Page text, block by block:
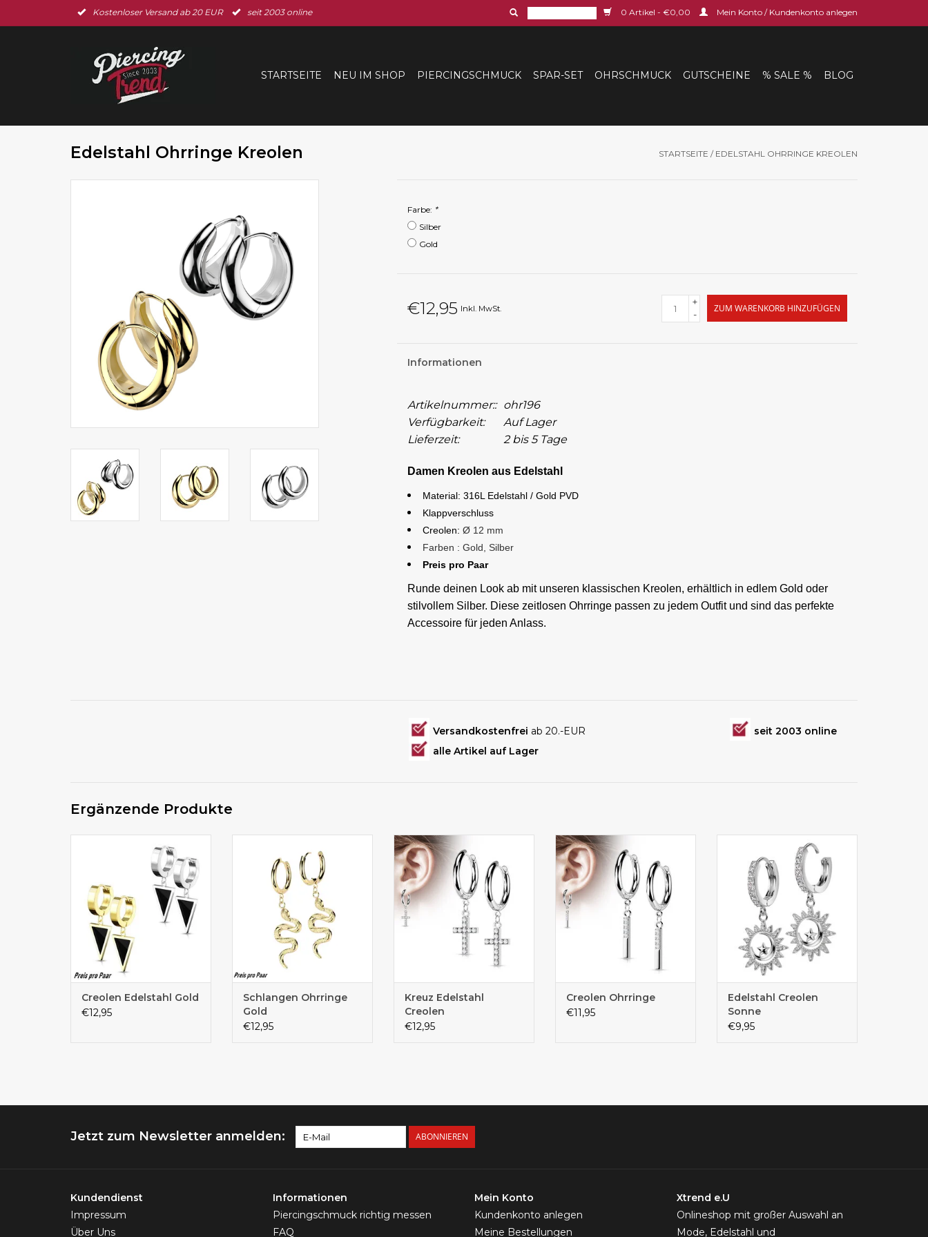
Kostenloser Versand ab 20 EUR seit 2003 online 0 Artikel - €0,00 Mein Konto / Kundenkonto anlegen
STARTSEITE NEU IM SHOP PIERCINGSCHMUCK SPAR-SET OHRSCHMUCK GUTSCHEINE % SALE % BLOG
Edelstahl Ohrringe Kreolen STARTSEITE / EDELSTAHL OHRRINGE KREOLEN
Farbe: *
Silber
Gold
€12,95 Inkl. MwSt.
+
-
ZUM WARENKORB HINZUFÜGEN
Informationen
Artikelnummer::
ohr196
Verfügbarkeit:
Auf Lager
Lieferzeit:
2 bis 5 Tage
Damen Kreolen aus Edelstahl
Material: 316L Edelstahl / Gold PVD
Klappverschluss
Creolen: Ø 12 mm
Farben : Gold, Silber
Preis pro Paar
Runde deinen Look ab mit unseren klassischen Kreolen, erhältlich in edlem Gold oder
stilvollem Silber. Diese zeitlosen Ohrringe passen zu jedem Outfit und sind das perfekte
Accessoire für jeden Anlass.
Versandkostenfrei ab 20.-EUR
seit 2003 online
alle Artikel auf Lager
Ergänzende Produkte
Creolen Edelstahl Gold
€12,95
Schlangen Ohrringe
Gold
€12,95
Edelstahlohrringe online
bestellen
Kreuz Edelstahl
Creolen
€12,95
Edelstahlohrringe
Creolen Ohrringe
€11,95
Damenschmuck kaufen
Edelstahl Creolen
Sonne
€9,95
Jetzt zum Newsletter anmelden: ABONNIEREN
Kundendienst
Impressum
Über Uns
Informationen
Piercingschmuck richtig messen
FAQ
Mein Konto
Kundenkonto anlegen
Meine Bestellungen
Xtrend e.U
Onlineshop mit großer Auswahl an
Mode, Edelstahl und